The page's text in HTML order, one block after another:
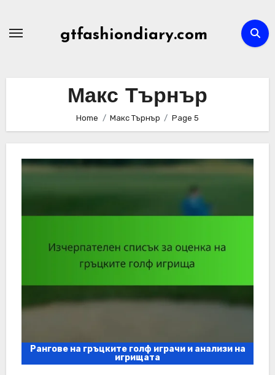
gtfashiondiary.com
Макс Търнър
Home Макс Търнър Page 5
Рангове на гръцките голф играчи и анализи на
игрищата